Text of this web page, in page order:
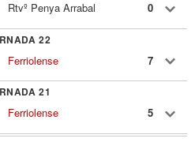
Rtvº Penya Arrabal 0
22
Ferriolense 7
21
Ferriolense 5